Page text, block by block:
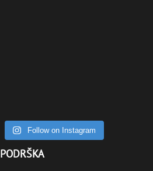
Follow on Instagram
PODRŠKA